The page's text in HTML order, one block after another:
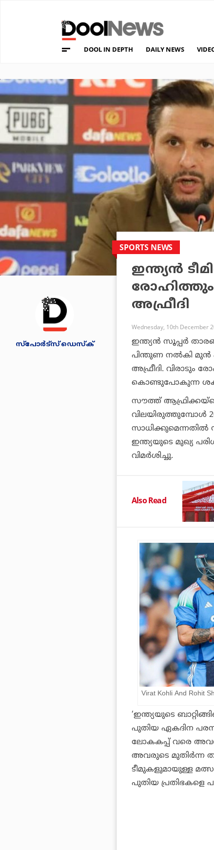
DOOL IN DEPTH DAILY NEWS
സ്പോര്‍ട്സ് ഡെസ്‌ക്
SPORTS NEWS
ഇന്ത്യന്‍
രോഹിത്തും,
അഫ്രീദി
Wednesday, 10th December
ഇന്ത്യന്‍ സൂപ്പര്‍
പിന്തുണ നല്‍കി മുന്‍
അഫ്രീദി. വിരാടും
കൊണ്ടുപോകുന്ന
സൗത്ത്
വിലയിരുത്തുമ്പോള്‍
സാധിക്കുമെന്നതില്‍
ഇന്ത്യയുടെ മുഖ്യ
വിമര്‍ശിച്ചു.
Also Read
Virat Kohli And Rohit
‘ഇന്ത്യയുടെ
പുതിയ ഏകദിന
ലോകകപ്പ് വരെ
അവരുടെ മുതിര്‍ന്ന
ടീമുകളുമായുള്ള
പുതിയ പ്രതിഭകളെ